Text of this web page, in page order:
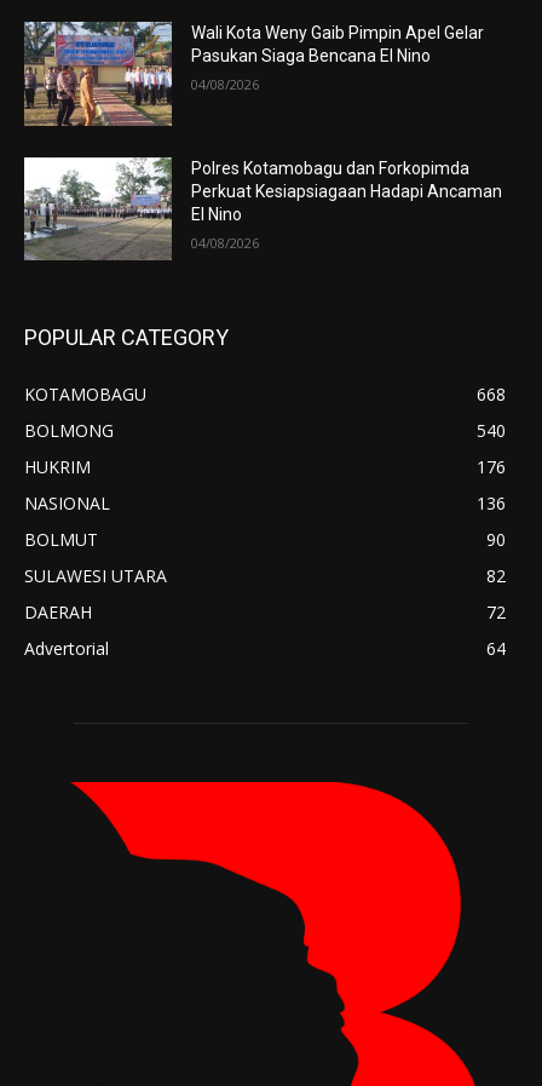
Wali Kota Weny Gaib Pimpin Apel Gelar
Pasukan Siaga Bencana El Nino
04/08/2026
Polres Kotamobagu dan Forkopimda
Perkuat Kesiapsiagaan Hadapi Ancaman
El Nino
04/08/2026
POPULAR CATEGORY
KOTAMOBAGU
668
BOLMONG
540
HUKRIM
176
NASIONAL
136
BOLMUT
90
SULAWESI UTARA
82
DAERAH
72
Advertorial
64